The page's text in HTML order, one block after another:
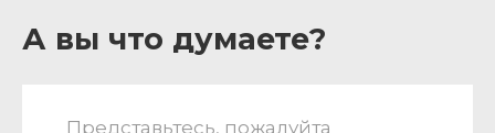
А вы что думаете?